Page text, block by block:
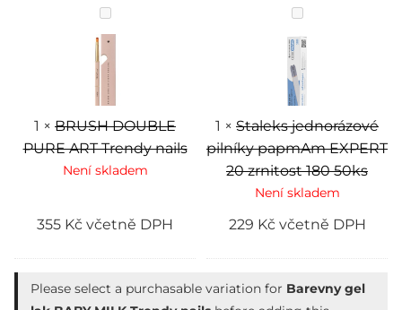
BRUSH
DOUBLE
PURE
ART
Trendy
nails
1 × BRUSH DOUBLE
PURE ART Trendy nails
Není skladem
355 Kč včetně DPH
Staleks
jednorázové
pilníky
papmAm
EXPERT
20
zrnitost
180
50ks
1 × Staleks jednorázové
pilníky papmAm EXPERT
20 zrnitost 180 50ks
Není skladem
229 Kč včetně DPH
Please select a purchasable variation for Barevny gel